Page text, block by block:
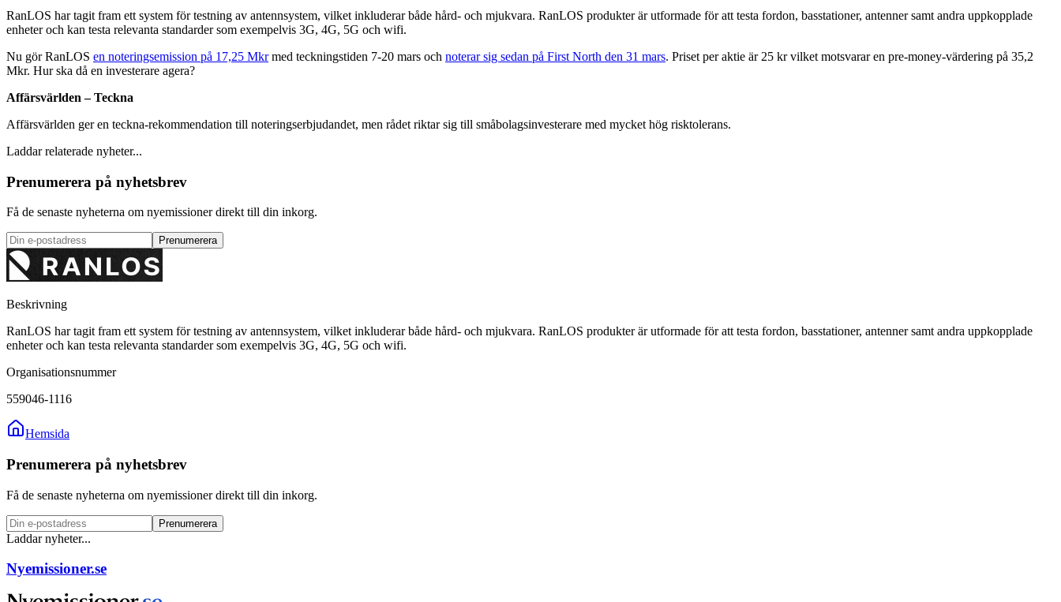
RanLOS har tagit fram ett system för testning av antennsystem, vilket inkluderar både hård- och mjukvara. RanLOS produkter är utformade för att testa fordon, basstationer, antenner samt andra uppkopplade
enheter och kan testa relevanta standarder som exempelvis 3G, 4G, 5G och wifi.
Nu gör RanLOS en noteringsemission på 17,25 Mkrmed teckningstiden 7-20 mars och noterar sig sedan på First North den 31 mars. Priset per aktie är 25 kr vilket motsvarar en pre-money-värdering på 35,2
Mkr. Hur ska då en investerare agera?
Affärsvärlden – Teckna
Affärsvärlden ger en teckna-rekommendation till noteringserbjudandet, men rådet riktar sig till småbolagsinvesterare med mycket hög risktolerans.
Laddar relaterade nyheter...
Prenumerera på nyhetsbrev
Få de senaste nyheterna om nyemissioner direkt till din inkorg.
Prenumerera
Beskrivning
RanLOS har tagit fram ett system för testning av antennsystem, vilket inkluderar både hård- och mjukvara. RanLOS produkter är utformade för att testa fordon, basstationer, antenner samt andra uppkopplade
enheter och kan testa relevanta standarder som exempelvis 3G, 4G, 5G och wifi.
Organisationsnummer
559046-1116
Hemsida
Prenumerera på nyhetsbrev
Få de senaste nyheterna om nyemissioner direkt till din inkorg.
Prenumerera
Laddar nyheter...
Nyemissioner.se